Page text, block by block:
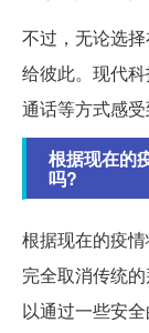
不过，无论选
给彼此。现代
通话等方式感受
根据现在的
吗?
根据现在的疫
完全取消传统
以通过一些安全